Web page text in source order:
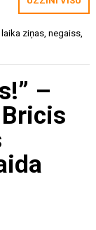
laika ziņas,negaiss,
–